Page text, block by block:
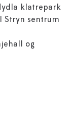
klatrepark
Stryn sentrum
og